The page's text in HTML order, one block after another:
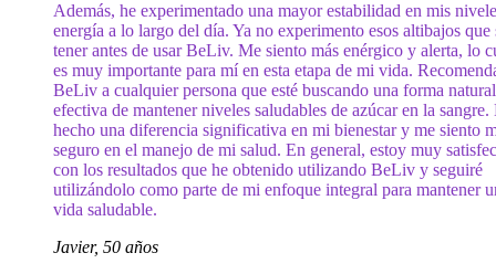
Además, he experimentado una mayor estabilidad en mis
energía a lo largo del día. Ya no experimento esos altibajos que
tener antes de usar BeLiv. Me siento más enérgico y alerta, lo
es muy importante para mí en esta etapa de mi vida.
BeLiv a cualquier persona que esté buscando una forma
efectiva de mantener niveles saludables de azúcar en la sangre.
hecho una diferencia significativa en mi bienestar y me siento
seguro en el manejo de mi salud. En general, estoy muy
con los resultados que he obtenido utilizando BeLiv y seguiré
utilizándolo como parte de mi enfoque integral para mantener
vida saludable.
Javier, 50 años